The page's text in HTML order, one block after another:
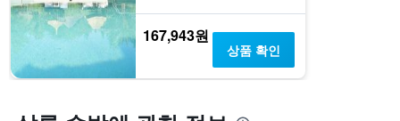
167,943원
상품 확인